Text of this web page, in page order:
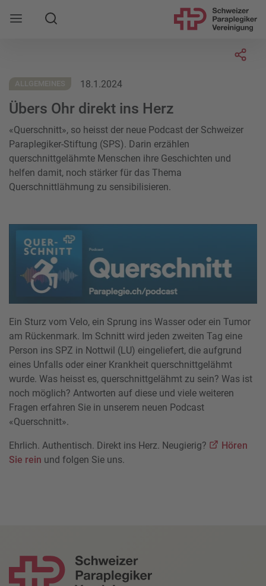
Mobile Navigation öffnen
Suche
ALLGEMEINES 18.1.2024
Übers Ohr direkt ins Herz
«Querschnitt», so heisst der neue Podcast der Schweizer
Paraplegiker-Stiftung (SPS). Darin erzählen
querschnittgelähmte Menschen ihre Geschichten und
helfen damit, noch stärker für das Thema
Querschnittlähmung zu sensibilisieren.
Ein Sturz vom Velo, ein Sprung ins Wasser oder ein Tumor
am Rückenmark. Im Schnitt wird jeden zweiten Tag eine
Person ins SPZ in Nottwil (LU) eingeliefert, die aufgrund
eines Unfalls oder einer Krankheit querschnittgelähmt
wurde. Was heisst es, querschnittgelähmt zu sein? Was ist
noch möglich? Antworten auf diese und viele weiteren
Fragen erfahren Sie in unserem neuen Podcast
«Querschnitt».
Ehrlich. Authentisch. Direkt ins Herz. Neugierig?
Hören
Sie rein und folgen Sie uns.